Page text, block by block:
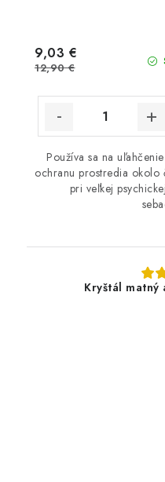
9,03 €
12,90 €
Používa sa na
ochranu prostredia okolo
pri veľkej
Kryštál matný